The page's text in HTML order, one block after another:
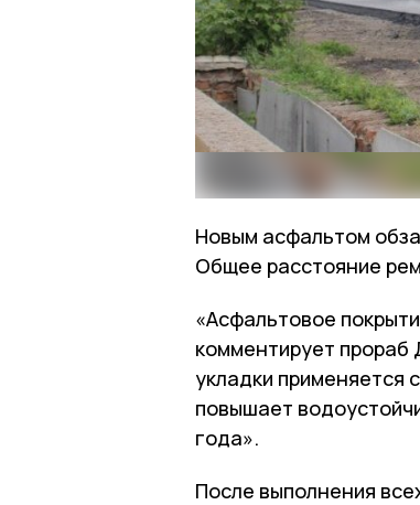
Новым асфальтом
Общее расстояние
«Асфальтовое
комментирует
укладки применяется
повышает
года».
После выполнения